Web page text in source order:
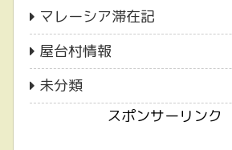
マレーシア滞在記
屋台村情報
未分類
スポンサーリンク